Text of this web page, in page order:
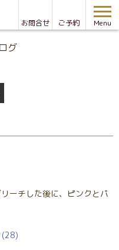
お問合せ ご予約 Menu
グ
ーチした後に、ピンクとパ